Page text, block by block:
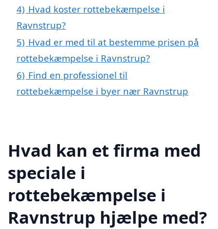
4) Hvad koster rottebekæmpelse i
Ravnstrup?
5) Hvad er med til at bestemme prisen på
rottebekæmpelse i Ravnstrup?
6) Find en professionel til
rottebekæmpelse i byer nær Ravnstrup
Hvad kan et firma med
speciale i
rottebekæmpelse i
Ravnstrup hjælpe med?